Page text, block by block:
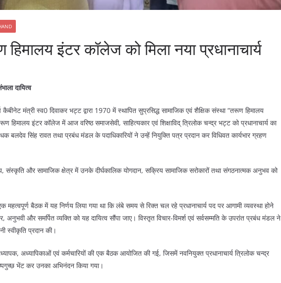
हिमालय इंटर कॉलेज को मिला नया प्रधानाचार्य
दायित्व
कैबीनेट मंत्री स्व0 दिवाकर भट्ट द्वारा 1970 में स्थापित सुप्रसिद्ध सामाजिक एवं शैक्षिक संस्था “तरूण हिमालय
तरूण हिमालय इंटर कॉलेज में आज वरिष्ठ समाजसेवी, साहित्यकार एवं शिक्षाविद् त्रिलोक चन्द्र भट्ट को प्रधानाचार्य का
बलदेव सिंह रावत तथा प्रबंध मंडल के पदाधिकारियों ने उन्हें नियुक्ति पत्र प्रदान कर विधिवत कार्यभार ग्रहण
संस्कृति और सामाजिक क्षेत्र में उनके दीर्घकालिक योगदान, सक्रिय सामाजिक सरोकारों तथा संगठनात्मक अनुभव को
महत्वपूर्ण बैठक में यह निर्णय लिया गया था कि लंबे समय से रिक्त चल रहे प्रधानाचार्य पद पर आगामी व्यवस्था होने
अनुभवी और समर्पित व्यक्ति को यह दायित्व सौंपा जाए। विस्तृत विचार-विमर्श एवं सर्वसम्मति के उपरांत प्रबंध मंडल ने
स्वीकृति प्रदान की।
अध्यापिकाओं एवं कर्मचारियों की एक बैठक आयोजित की गई, जिसमें नवनियुक्त प्रधानाचार्य त्रिलोक चन्द्र
भेंट कर उनका अभिनंदन किया गया।